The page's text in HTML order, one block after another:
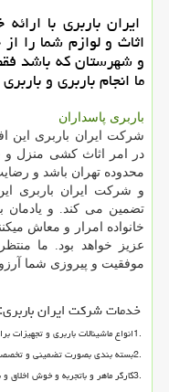
ایران باربری با
اثاث و لوازم شما را
و شهرستان که باشد
ما انجام باربری و
باربری پاسداران
شرکت ایران باربری این
در امر اثاث کشی منزل و
محدوده تهران باشد و
و شرکت ایران باربری
تضمین می کند. و یادمان
خانواده امرار و معاش
عزیز خواهد بود. ما
موفقیت و پیروزی شما
خدمات شرکت ایران باربری:
1.انواع ماشینالات باربری و تجهیزات
2.بسته بندی بصورت تضمینی و
3.کارگر ماهر و باتجربه و خوش اخلاق و